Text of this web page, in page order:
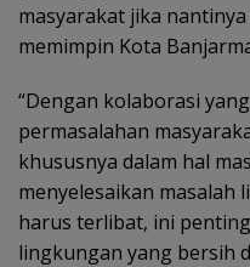
masyarakat jika
memimpin Kota
“Dengan kolaborasi
permasalahan
khususnya dalam hal
menyelesaikan masalah
harus terlibat, ini
lingkungan yang bersih